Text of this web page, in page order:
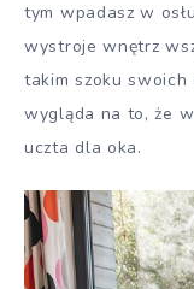
tym wpadasz w
wystroje wnętrz
takim szoku swoich
wygląda na to, że
uczta dla oka.